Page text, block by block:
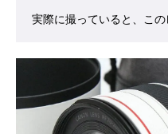
実際に撮っていると、こ